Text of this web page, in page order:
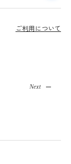
ご利用について
Next